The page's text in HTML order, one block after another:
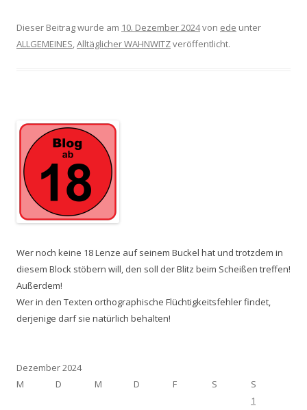
Dieser Beitrag wurde am 10. Dezember 2024von ede unter
ALLGEMEINES,Alltäglicher WAHNWITZveröffentlicht.
Wer noch keine 18 Lenze auf seinem Buckel hat und trotzdem in
diesem Block stöbern will, den soll der Blitz beim Scheißen treffen!
Außerdem!
Wer in den Texten orthographische Flüchtigkeitsfehler findet,
derjenige darf sie natürlich behalten!
Dezember 2024
M
D M D F S
S
1